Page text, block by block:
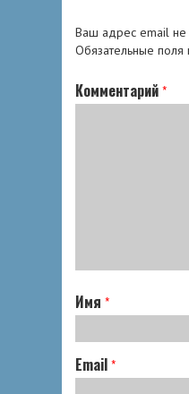
Ваш адрес email не
Обязательные
Комментарий *
Имя *
Email *